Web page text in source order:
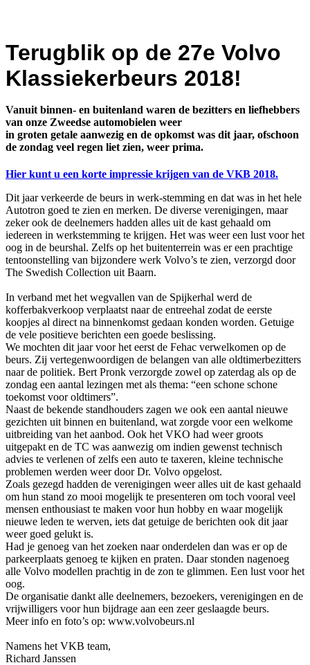
Terugblik op de 27e Volvo
Klassiekerbeurs 2018!
Vanuit binnen- en buitenland waren de bezitters en liefhebbers
van onze Zweedse automobielen weer
in groten getale aanwezig en de opkomst was dit jaar, ofschoon
de zondag veel regen liet zien, weer prima.
Hier kunt u een korte impressie krijgen van de VKB 2018.
Dit jaar verkeerde de beurs in werk-stemming en dat was in het hele
Autotron goed te zien en merken. De diverse verenigingen, maar
zeker ook de deelnemers hadden alles uit de kast gehaald om
iedereen in werkstemming te krijgen. Het was weer een lust voor het
oog in de beurshal. Zelfs op het buitenterrein was er een prachtige
tentoonstelling van bijzondere werk Volvo’s te zien, verzorgd door
The Swedish Collection uit Baarn.
In verband met het wegvallen van de Spijkerhal werd de
kofferbakverkoop verplaatst naar de entreehal zodat de eerste
koopjes al direct na binnenkomst gedaan konden worden. Getuige
de vele positieve berichten een goede beslissing.
We mochten dit jaar voor het eerst de Fehac verwelkomen op de
beurs. Zij vertegenwoordigen de belangen van alle oldtimerbezitters
naar de politiek. Bert Pronk verzorgde zowel op zaterdag als op de
zondag een aantal lezingen met als thema: “een schone schone
toekomst voor oldtimers”.
Naast de bekende standhouders zagen we ook een aantal nieuwe
gezichten uit binnen en buitenland, wat zorgde voor een welkome
uitbreiding van het aanbod. Ook het VKO had weer groots
uitgepakt en de TC was aanwezig om indien gewenst technisch
advies te verlenen of zelfs een auto te taxeren, kleine technische
problemen werden weer door Dr. Volvo opgelost.
Zoals gezegd hadden de verenigingen weer alles uit de kast gehaald
om hun stand zo mooi mogelijk te presenteren om toch vooral veel
mensen enthousiast te maken voor hun hobby en waar mogelijk
nieuwe leden te werven, iets dat getuige de berichten ook dit jaar
weer goed gelukt is.
Had je genoeg van het zoeken naar onderdelen dan was er op de
parkeerplaats genoeg te kijken en praten. Daar stonden nagenoeg
alle Volvo modellen prachtig in de zon te glimmen. Een lust voor het
oog.
De organisatie dankt alle deelnemers, bezoekers, verenigingen en de
vrijwilligers voor hun bijdrage aan een zeer geslaagde beurs.
Meer info en foto’s op: www.volvobeurs.nl
Namens het VKB team,
Richard Janssen